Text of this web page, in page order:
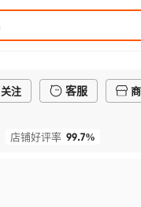
关注 客服
店铺好评率 99.7%